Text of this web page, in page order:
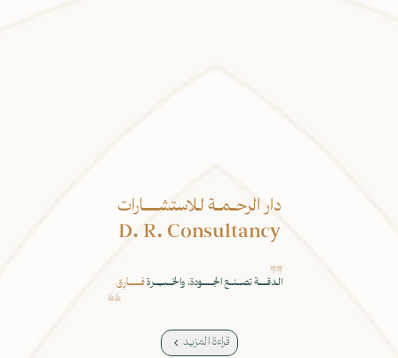
دار الرحــمــة لـلاستشــــــارات
D. R. Consultancy
الـدقـــــة تصـــنــع الجــــــودة، والخـــبــــــرةفـــــــارِق
قراءة المزيد